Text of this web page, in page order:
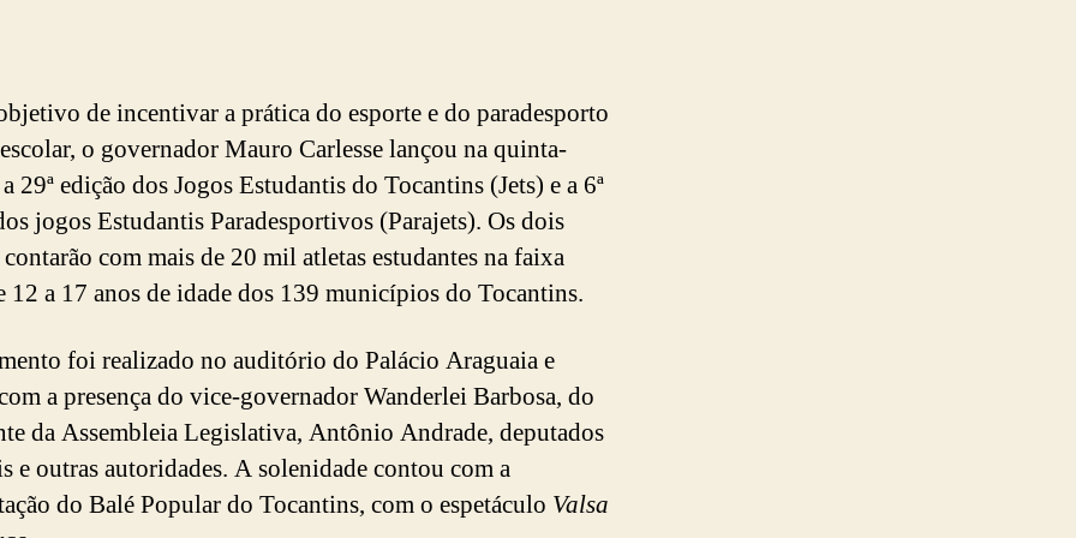
de incentivar a prática do esporte e do paradesporto
o governador Mauro Carlesse lançou na quinta-
29ª edição dos Jogos Estudantis do Tocantins (Jets) e a 6ª
jogos Estudantis Paradesportivos (Parajets). Os dois
com mais de 20 mil atletas estudantes na faixa
12 a 17 anos de idade dos 139 municípios do Tocantins.
foi realizado no auditório do Palácio Araguaia e
a presença do vice-governador Wanderlei Barbosa, do
da Assembleia Legislativa, Antônio Andrade, deputados
e outras autoridades. A solenidade contou com a
do Balé Popular do Tocantins, com o espetáculo Valsa